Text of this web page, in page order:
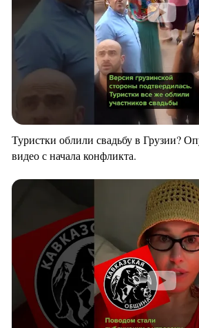
Туристки облили свадьбу в Грузии?
видео с начала конфликта.